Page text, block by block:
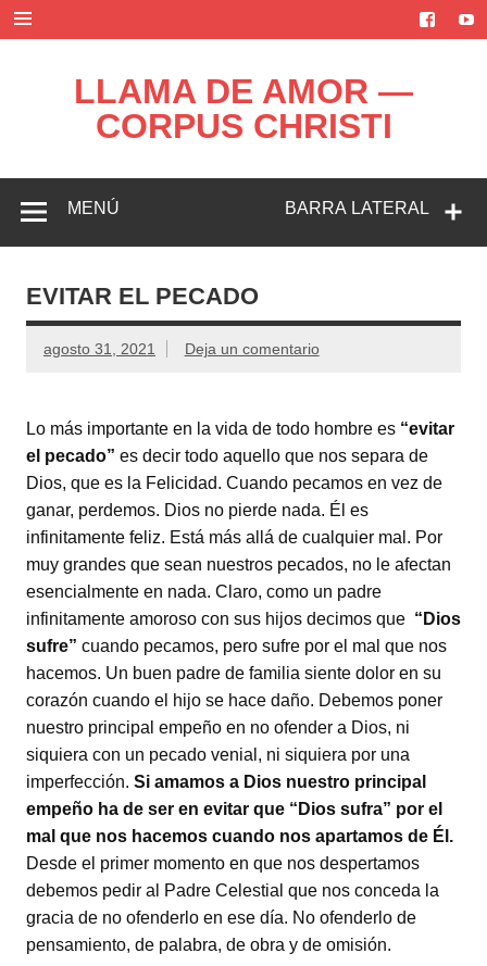
contenido
LLAMA DE AMOR —
CORPUS CHRISTI
BARRA LATERAL
MENÚ
EVITAR EL PECADO
agosto 31, 2021 Deja un comentario
Lo más importante en la vida de todo hombre es “evitar
el pecado” es decir todo aquello que nos separa de
Dios, que es la Felicidad. Cuando pecamos en vez de
ganar, perdemos. Dios no pierde nada. Él es
infinitamente feliz. Está más allá de cualquier mal. Por
muy grandes que sean nuestros pecados, no le afectan
esencialmente en nada. Claro, como un padre
infinitamente amoroso con sus hijos decimos que “Dios
sufre” cuando pecamos, pero sufre por el mal que nos
hacemos. Un buen padre de familia siente dolor en su
corazón cuando el hijo se hace daño. Debemos poner
nuestro principal empeño en no ofender a Dios, ni
siquiera con un pecado venial, ni siquiera por una
imperfección. Si amamos a Dios nuestro principal
empeño ha de ser en evitar que “Dios sufra” por el
mal que nos hacemos cuando nos apartamos de Él.
Desde el primer momento en que nos despertamos
debemos pedir al Padre Celestial que nos conceda la
gracia de no ofenderlo en ese día. No ofenderlo de
pensamiento, de palabra, de obra y de omisión.